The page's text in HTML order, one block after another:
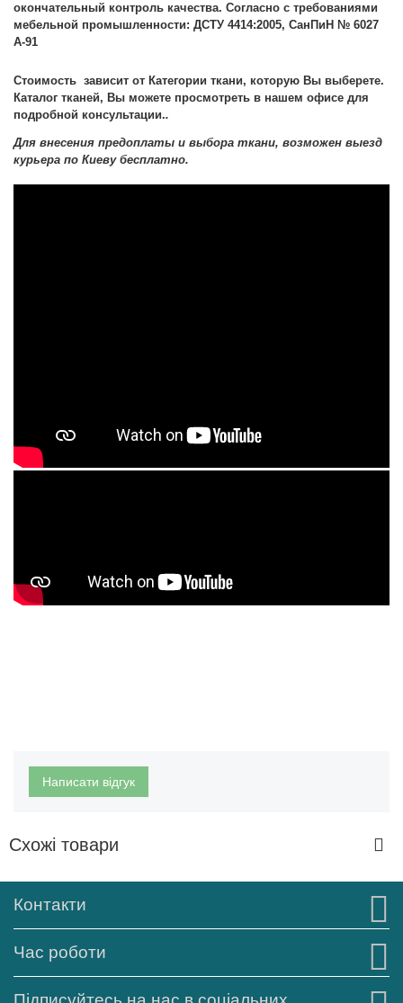
окончательный контроль качества. Согласно с требованиями
мебельной промышленности: ДСТУ 4414:2005, СанПиН № 6027
А-91
Стоимость зависит от Категории ткани, которую Вы выберете.
Каталог тканей, Вы можете просмотреть в нашем офисе для
подробной консультации..
Для внесения предоплаты и выбора ткани, возможен выезд
курьера по Киеву бесплатно.
Написати відгук
Схожі товари
Контакти
Час роботи